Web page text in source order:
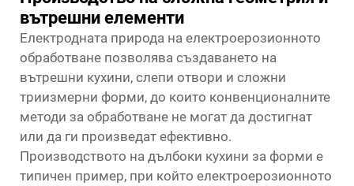
вътрешни елементи
Електродната природа на електроерозионното
обработване позволява създаването на
вътрешни кухини, слепи отвори и сложни
триизмерни форми, до които конвенционалните
методи за обработване не могат да достигнат
или да ги произведат ефективно.
Производството на дълбоки кухини за форми е
типичен пример, при който електроерозионното